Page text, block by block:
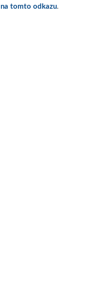
na tomto odkazu.